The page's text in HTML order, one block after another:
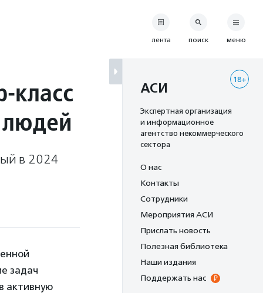
класс
в 2024
задач
активную
лента поиск меню
18+
АСИ
Экспертная организация
и информационное
агентство некоммерческого
сектора
О нас
Контакты
Сотрудники
Мероприятия АСИ
Прислать новость
Полезная библиотека
Наши издания
Поддержать нас